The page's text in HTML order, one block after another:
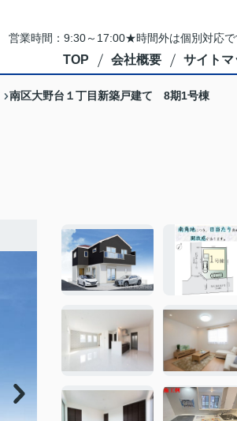
営業時間：9:30～17:00★時間外は個別対応
TOP 会社概要 サイトマ
南区大野台１丁目新築戸建て 8期1号棟